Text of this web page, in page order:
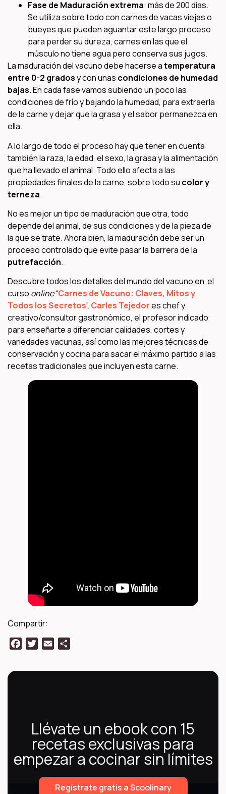
Fase de Maduración extrema: más de 200 días.
Se utiliza sobre todo con carnes de vacas viejas o
bueyes que pueden aguantar este largo proceso
para perder su dureza, carnes en las que el
músculo no tiene agua pero conserva sus jugos.
La maduración del vacuno debe hacerse atemperatura
entre 0-2 gradosy con unas condiciones de humedad
bajas. En cada fase vamos subiendo un poco las
condiciones de frío y bajando la humedad, para extraerla
de la carne y dejar que la grasa y el sabor permanezca en
ella.
A lo largo de todo el proceso hay que tener en cuenta
también la raza, la edad, el sexo, la grasa y la alimentación
que ha llevado el animal. Todo ello afecta a las
propiedades finales de la carne, sobre todo su color y
terneza.
No es mejor un tipo de maduración que otra, todo
depende del animal, de sus condiciones y de la pieza de
la que se trate. Ahora bien, la maduración debe ser un
proceso controlado que evite pasar la barrera de la
putrefacción.
Descubre todos los detalles del mundo del vacuno en el
curso online“Carnes de Vacuno: Claves, Mitos y
Todos los Secretos”. Carles Tejedores chef y
creativo/consultor gastronómico, el profesor indicado
para enseñarte a diferenciar calidades, cortes y
variedades vacunas, así como las mejores técnicas de
conservación y cocina para sacar el máximo partido a las
recetas tradicionales que incluyen esta carne.
Compartir:
FacebookTwitter
Email
Llévate un ebook con 15
recetas exclusivas para
empezar a cocinar sin límites
Regístrate gratis a Scoolinary